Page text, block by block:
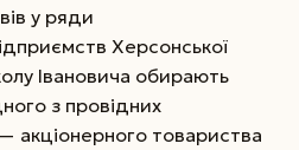
у ряди
Херсонської
Івановича обирають
з провідних
акціонерного товариства